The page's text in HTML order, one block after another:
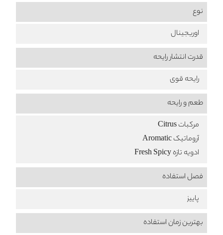
نوع
اوریجینال
قدرت انتشار رایحه
رایحه قوی
طعم‌ و رایحه
مرکبات Citrus
آروماتیک Aromatic
ادویه تازه Fresh Spicy
فصل استفاده
پاییز
بهترین زمان استفاده